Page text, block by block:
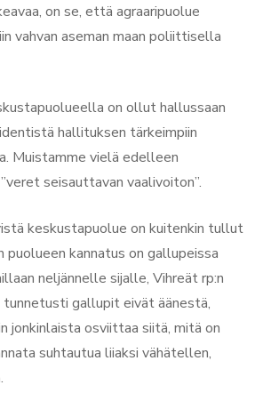
on se, että agraaripuolue
vahvan aseman maan poliittisella
on ollut hallussaan
hallituksen tärkeimpiin
Muistamme vielä edelleen
seisauttavan vaalivoiton”.
keskustapuolue on kuitenkin tullut
puolueen kannatus on gallupeissa
neljännelle sijalle, Vihreät rp:n
gallupit eivät äänestä,
jonkinlaista osviittaa siitä, mitä on
suhtautua liiaksi vähätellen,